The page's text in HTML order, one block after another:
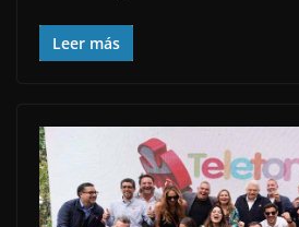
Leer más